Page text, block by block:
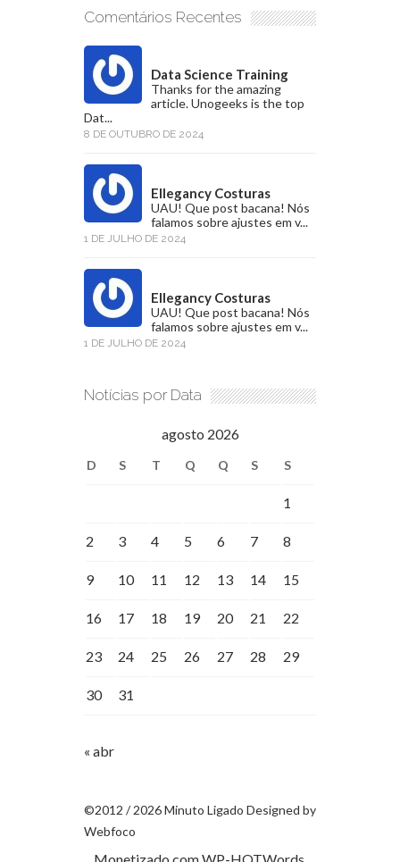
Comentários Recentes
Data Science Training
Thanks for the amazing
article. Unogeeks is the top
Dat...
8 DE OUTUBRO DE 2024
Ellegancy Costuras
UAU! Que post bacana! Nós
falamos sobre ajustes em v...
1 DE JULHO DE 2024
Ellegancy Costuras
UAU! Que post bacana! Nós
falamos sobre ajustes em v...
1 DE JULHO DE 2024
Notícias por Data
agosto 2026
D S T Q Q S S
1
2 3 4 5 6 7 8
9 10 11 12 13 14 15
16 17 18 19 20 21 22
23 24 25 26 27 28 29
30 31
« abr
©2012 / 2026 Minuto Ligado Designed by
Webfoco